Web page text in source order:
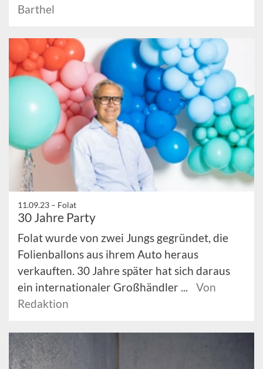
Barthel
11.09.23 – Folat
30 Jahre Party
Folat wurde von zwei Jungs gegründet, die
Folienballons aus ihrem Auto heraus
verkauften. 30 Jahre später hat sich daraus
ein internationaler Großhändler ...
Von
Redaktion